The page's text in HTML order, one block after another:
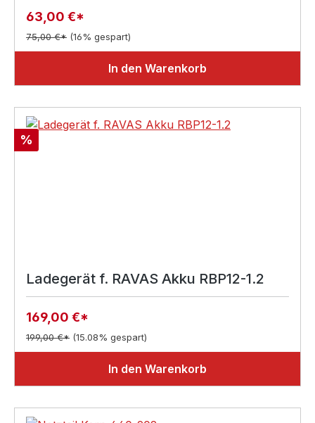
63,00 €*
75,00 €* (16% gespart)
In den Warenkorb
Rabatt
%
Ladegerät f. RAVAS Akku RBP12-1.2
169,00 €*
199,00 €* (15.08% gespart)
In den Warenkorb